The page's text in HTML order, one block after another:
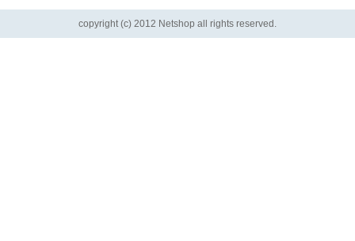
copyright (c) 2012 Netshop all rights reserved.